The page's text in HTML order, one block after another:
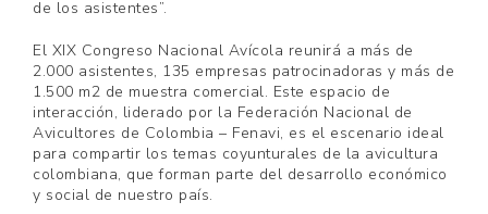
de los asistentes”.
El XIX Congreso Nacional Avícola reunirá a más de
2.000 asistentes, 135 empresas patrocinadoras y más de
1.500 m2 de muestra comercial. Este espacio de
interacción, liderado por la Federación Nacional de
Avicultores de Colombia – Fenavi, es el escenario ideal
para compartir los temas coyunturales de la avicultura
colombiana, que forman parte del desarrollo económico
y social de nuestro país.